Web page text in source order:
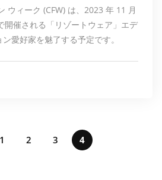
ウィーク (CFW) は、2023 年 11 月
催される「リゾートウェア」エデ
愛好家を魅了する予定です。
1 2 3 4